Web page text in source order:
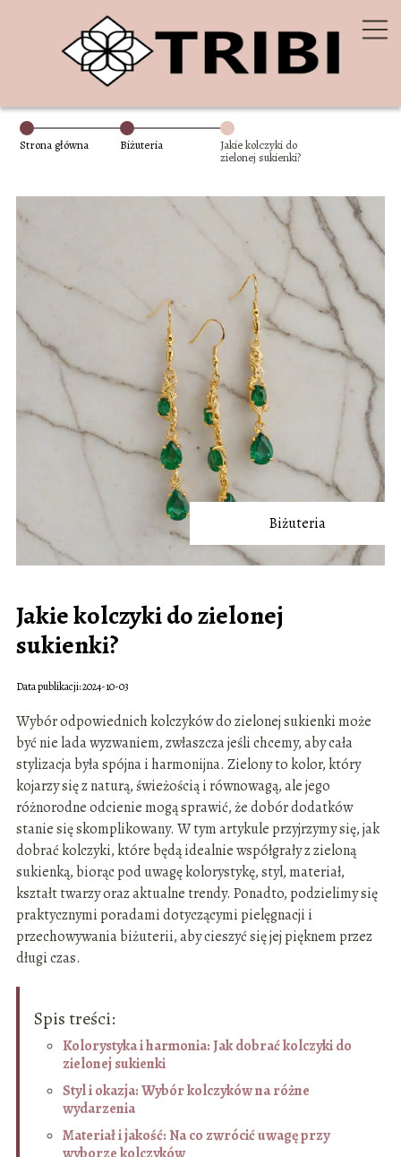
Strona główna Biżuteria
Jakie kolczyki do
zielonej sukienki?
Biżuteria
Jakie kolczyki do zielonej
sukienki?
Data publikacji: 2024-10-03
Wybór odpowiednich kolczyków do zielonej sukienki może
być nie lada wyzwaniem, zwłaszcza jeśli chcemy, aby cała
stylizacja była spójna i harmonijna. Zielony to kolor, który
kojarzy się z naturą, świeżością i równowagą, ale jego
różnorodne odcienie mogą sprawić, że dobór dodatków
stanie się skomplikowany. W tym artykule przyjrzymy się, jak
dobrać kolczyki, które będą idealnie współgrały z zieloną
sukienką, biorąc pod uwagę kolorystykę, styl, materiał,
kształt twarzy oraz aktualne trendy. Ponadto, podzielimy się
praktycznymi poradami dotyczącymi pielęgnacji i
przechowywania biżuterii, aby cieszyć się jej pięknem przez
długi czas.
Spis treści:
Kolorystyka i harmonia: Jak dobrać kolczyki do
zielonej sukienki
Styl i okazja: Wybór kolczyków na różne
wydarzenia
Materiał i jakość: Na co zwrócić uwagę przy